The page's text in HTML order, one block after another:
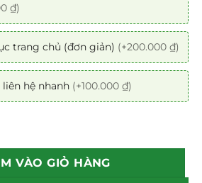
₫)
trang chủ (đơn giản) (+200.000 ₫)
hệ nhanh (+100.000 ₫)
chuẩn SEO số lượng
VÀO GIỎ HÀNG